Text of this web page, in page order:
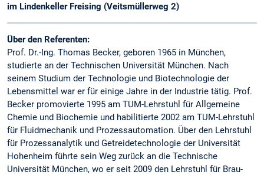
im Lindenkeller Freising (Veitsmüllerweg 2)
Über den Referenten:
Prof. Dr.-Ing. Thomas Becker, geboren 1965 in München,
studierte an der Technischen Universität München. Nach
seinem Studium der Technologie und Biotechnologie der
Lebensmittel war er für einige Jahre in der Industrie tätig. Prof.
Becker promovierte 1995 am TUM-Lehrstuhl für Allgemeine
Chemie und Biochemie und habilitierte 2002 am TUM-Lehrstuhl
für Fluidmechanik und Prozessautomation. Über den Lehrstuhl
für Prozessanalytik und Getreidetechnologie der Universität
Hohenheim führte sein Weg zurück an die Technische
Universität München, wo er seit 2009 den Lehrstuhl für Brau-